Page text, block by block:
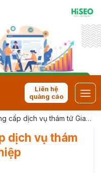
Liên hệ
quảng cáo
cấp dịch vụ thám tử Gia
dịch vụ thám